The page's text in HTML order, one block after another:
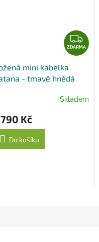
Z
D
A
ZDARMA
mini kabelka
- tmavě hnědá
Skladem
Kč
Do košíku